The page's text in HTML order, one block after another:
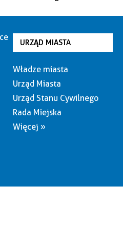
URZĄD MIASTA
Władze miasta
Urząd Miasta
Urząd Stanu Cywilnego
Rada Miejska
Więcej »